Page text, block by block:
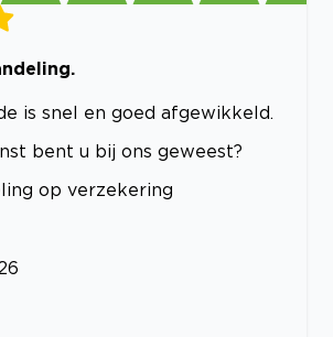
is snel en goed afgewikkeld.
bent u bij ons geweest?
op verzekering